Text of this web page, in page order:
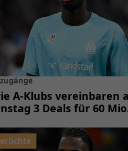
A-Klubs vereinbaren
3 Deals für 60